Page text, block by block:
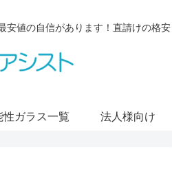
値の自信があります！直請けの格安
性ガラス一覧 法人様向け